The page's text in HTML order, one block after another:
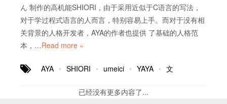
ん 制作的高机能SHIORI，由于采用近似于C语言的写法，
对于学过程式语言的人而言，特别容易上手。而对于没有相
关背景的人格开发者，AYA的作者也提供 了基础的人格范
本，…Read more »
AYA SHIORI umeici YAYA 文
已经没有更多内容了...